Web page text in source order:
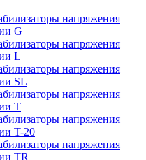
напряжения
G
напряжения
L
напряжения
SL
напряжения
T
напряжения
T-20
напряжения
TR